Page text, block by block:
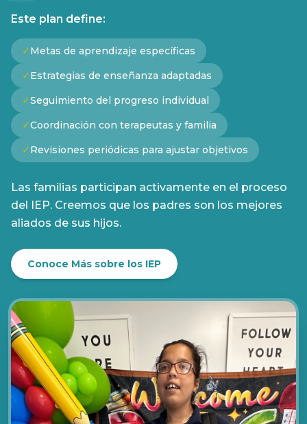
Este plan define:
✓Metas de aprendizaje específicas
✓Estrategias de enseñanza adaptadas
✓Seguimiento del progreso individual
✓Coordinación con terapeutas y familia
✓Revisiones periódicas para ajustar objetivos
Las familias participan activamente en el proceso
del IEP. Creemos que los padres son los mejores
aliados de sus hijos.
Conoce Más sobre los IEP